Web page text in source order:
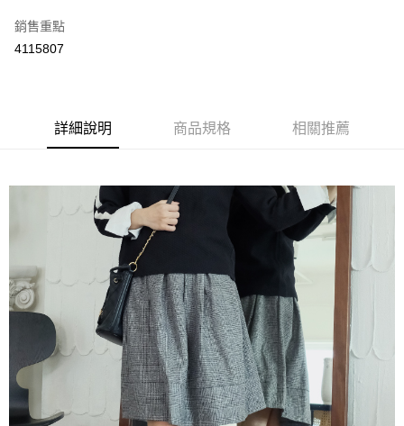
Google Pay
AFTEE先享後付
便利好安心！
【「AFTEE先享後付」結帳流程】
１．於結帳方式選擇「AFTEE先享後付」後，將跳轉至「AFTEE先享後付」
結帳頁面，進行簡訊認證並確認金額後，即可完成結帳。
２．訂單成立數日內，您將收到繳費通知簡訊。
３．收到繳費通知簡訊後14天內，點擊此簡訊中的連結，可透過四大超商／
ATM／網路銀行／等多元方式進行付款，方視為交易完成。
※ 請注意：結帳手續完成當下不需立刻繳費，但若您需要取消訂單，請聯絡
購買商品的店家。未經商家同意取消之訂單仍視為有效，需透過AFTEE先享
後付繳納相關費用。
※ 交易是否成功請以「AFTEE先享後付 」之結帳頁面顯示為準，若有關於
是否繳費成功／繳費後需取消欲退款等相關疑問，請聯繫「AFTEE先享後付
客戶支援中心」
https://netprotections.freshdesk.com/support/home
【注意事項】
運送方式
每筆NT$60，滿NT$800(含以上)免運費
付款後全家取貨
每筆NT$60，滿NT$800(含以上)免運費
7-11取貨付款
每筆NT$60，滿NT$800(含以上)免運費
付款後7-11取貨
每筆NT$60，滿NT$800(含以上)免運費
宅配
銷售重點
4115807
詳細說明 商品規格 相關推薦